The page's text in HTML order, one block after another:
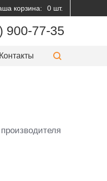
корзина: 0 шт.
900-77-35
Контакты